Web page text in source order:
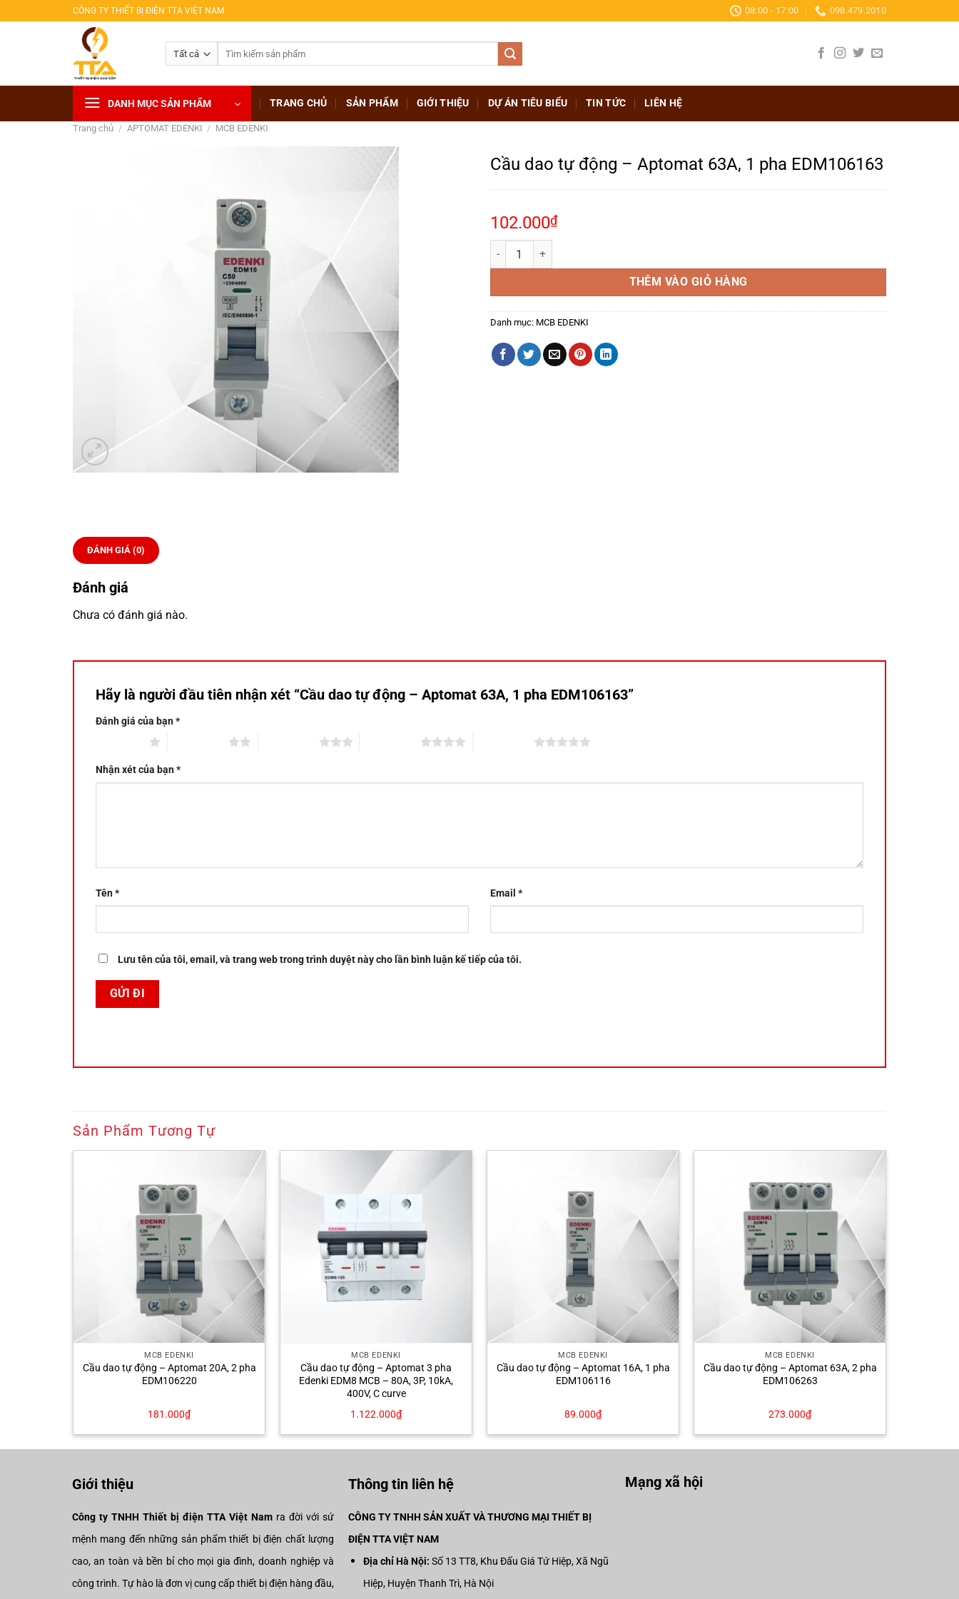
qua
CÔNG TY THIẾT BỊ ĐIỆN TTA VIỆT NAM 08:00 - 17:00 098.479.2010
DANH MỤC SẢN PHẨM TRANG CHỦ SẢN PHẨM GIỚI THIỆU DỰ ÁN TIÊU BIỂU TIN TỨC LIÊN HỆ
Trang chủ / APTOMAT EDENKI / MCB EDENKI
Cầu dao tự động – Aptomat 63A, 1 pha EDM106163
102.000₫
Cầu dao tự động – Aptomat 63A, 1 pha EDM106163 số lượng
THÊM VÀO GIỎ HÀNG
Danh mục: MCB EDENKI
ĐÁNH GIÁ (0)
Đánh giá
Chưa có đánh giá nào.
Hãy là người đầu tiên nhận xét “Cầu dao tự động – Aptomat 63A, 1 pha EDM106163”
Đánh giá của bạn*
Nhận xét của bạn*
Tên* Email *
Lưu tên của tôi, email, và trang web trong trình duyệt này cho lần bình luận kế tiếp của tôi.
Sản Phẩm Tương Tự
MCB EDENKI
Cầu dao tự động – Aptomat 20A, 2 pha
EDM106220
181.000₫
MCB EDENKI
Cầu dao tự động – Aptomat 3 pha
Edenki EDM8 MCB – 80A, 3P, 10kA,
400V, C curve
1.122.000₫
MCB EDENKI
Cầu dao tự động – Aptomat 16A, 1 pha
EDM106116
89.000₫
MCB EDENKI
Cầu dao tự động – Aptomat 63A, 2 pha
EDM106263
273.000₫
Giới thiệu
Công ty TNHH Thiết bị điện TTA Việt Nam ra đời với sứ
mệnh mang đến những sản phẩm thiết bị điện chất lượng
cao, an toàn và bền bỉ cho mọi gia đình, doanh nghiệp và
công trình. Tự hào là đơn vị cung cấp thiết bị điện hàng đầu,
Thông tin liên hệ
CÔNG TY TNHH SẢN XUẤT VÀ THƯƠNG MẠI THIẾT BỊ
ĐIỆN TTA VIỆT NAM
Địa chỉ Hà Nội: Số 13 TT8, Khu Đấu Giá Tứ Hiệp, Xã Ngũ
Hiệp, Huyện Thanh Trì, Hà Nội
Mạng xã hội